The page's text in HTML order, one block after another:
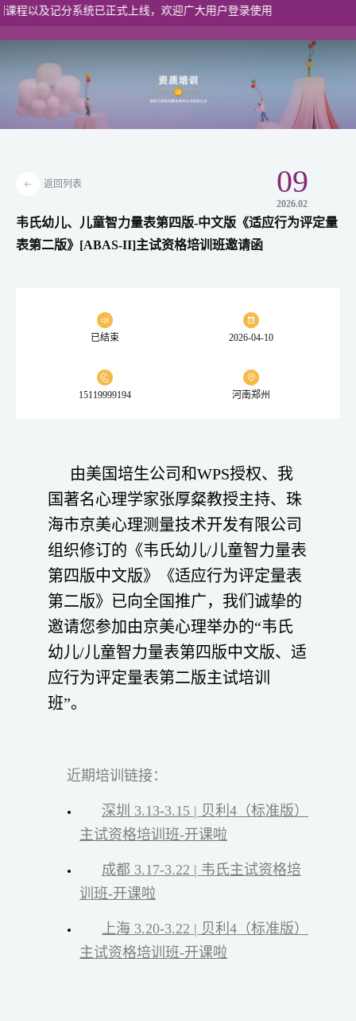
记分系统已正式上线，欢迎广大用户登录使用
港澳入口
返回列表
韦氏幼儿、儿童智力量表第四版-中文版《适应行为评定量
表第二版》[ABAS-II]主试资格培训班邀请函
已结束 2026-04-10
15119999194 河南郑州
由美国培生公司和WPS授权、我
国著名心理学家张厚粲教授主持、珠
海市京美心理测量技术开发有限公司
组织修订的《韦氏幼儿/儿童智力量表
第四版中文版》《适应行为评定量表
第二版》已向全国推广，我们诚挚的
邀请您参加由京美心理举办的“韦氏
幼儿/儿童智力量表第四版中文版、适
应行为评定量表第二版主试培训
班”。
近期培训链接：
深圳 3.13-3.15 | 贝利4（标准版）
主试资格培训班-开课啦
成都 3.17-3.22 | 韦氏主试资格培
训班-开课啦
上海 3.20-3.22 | 贝利4（标准版）
主试资格培训班-开课啦
09
2026.02